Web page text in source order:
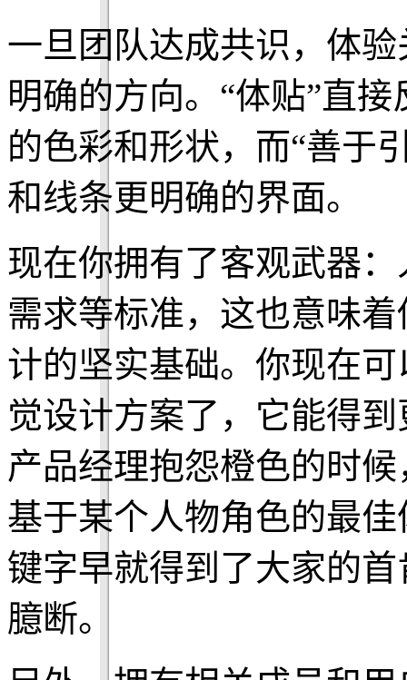
一旦团队达成共识，体
明确的方向。“体贴”直
的色彩和形状，而“善于
和线条更明确的界面。
现在你拥有了客观武器
需求等标准，这也意味
计的坚实基础。你现在
觉设计方案了，它能得
产品经理抱怨橙色的时
基于某个人物角色的最
键字早就得到了大家的
臆断。